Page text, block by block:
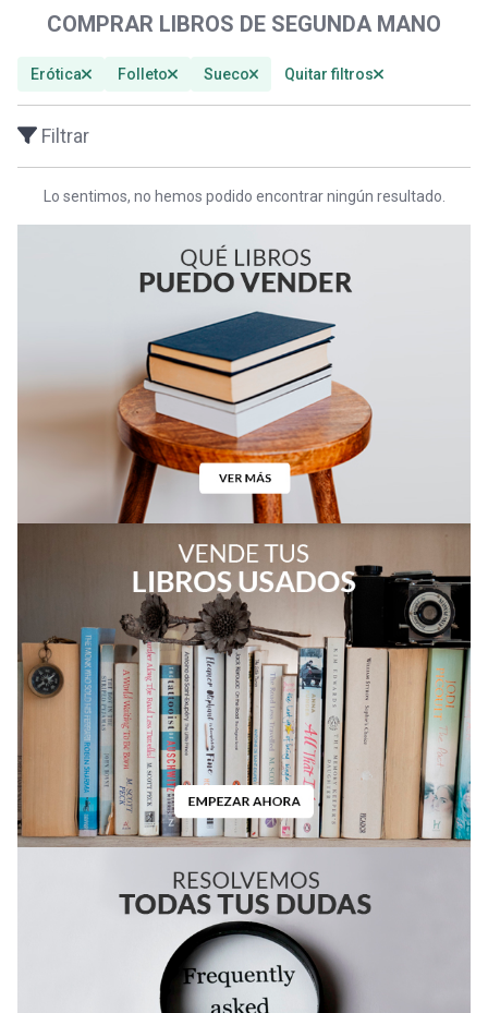
COMPRAR LIBROS DE SEGUNDA MANO
Erótica Folleto Sueco Quitar filtros
Filtrar
Lo sentimos, no hemos podido encontrar ningún resultado.